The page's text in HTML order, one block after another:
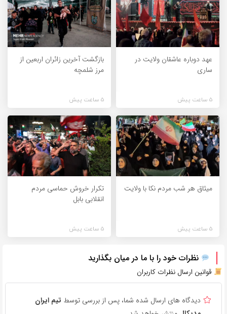
عهد دوباره عاشقان ولایت در
ساری
5 ساعت پیش
بازگشت آخرین زائران اربعین از
مرز شلمچه
5 ساعت پیش
میثاق هر شب مردم نکا با ولایت
5 ساعت پیش
تکرار خروش حماسی مردم
انقلابی بابل
5 ساعت پیش
نظرات خود را با ما در میان بگذارید
قوانین ارسال نظرات کاربران
دیدگاه های ارسال شده شما، پس از بررسی توسط تیم ایران